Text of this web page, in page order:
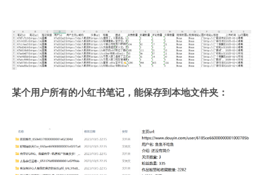
某个用户所有的小红书笔记，能保存到本地文件夹：